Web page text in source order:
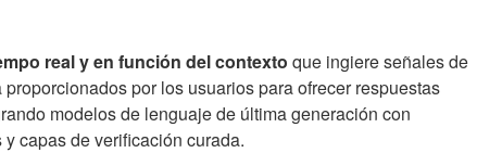
real y en función del contexto que ingiere señales de
por los usuarios para ofrecer respuestas
modelos de lenguaje de última generación con
capas de verificación curada.